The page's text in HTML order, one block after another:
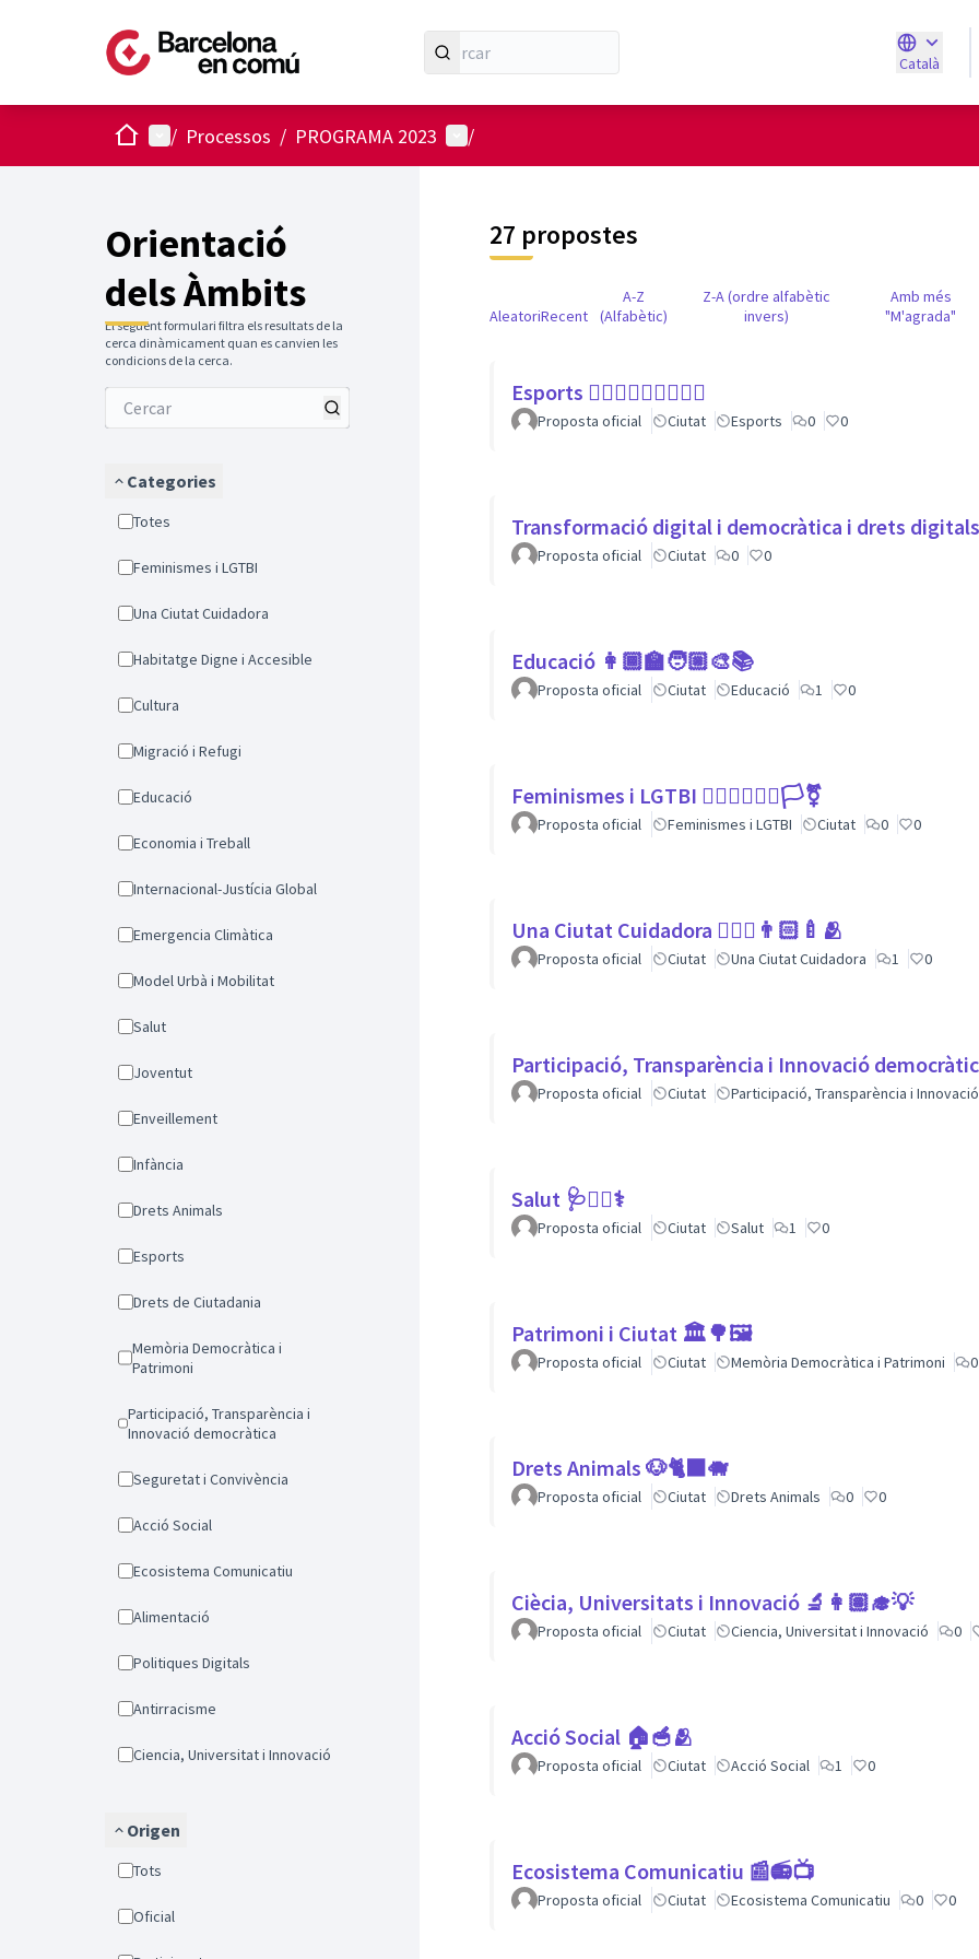
Català
Triar la
Inici Menú principal
/ Processos / PROGRAMA 2023 Menú d'usuari
/
Orientació
dels Àmbits
El següent formulari filtra els resultats de la
cerca dinàmicament quan es canvien les
condicions de la cerca.
Categories
Totes
Feminismes i LGTBI
Una Ciutat Cuidadora
Habitatge Digne i Accesible
Cultura
Migració i Refugi
Educació
Economia i Treball
Internacional-Justícia Global
Emergencia Climàtica
Model Urbà i Mobilitat
Salut
Joventut
Enveillement
Infància
Drets Animals
Esports
Drets de Ciutadania
Memòria Democràtica i
Patrimoni
Participació, Transparència i
Innovació democràtica
Seguretat i Convivència
Acció Social
Ecosistema Comunicatiu
Alimentació
Politiques Digitals
Antirracisme
Ciencia, Universitat i Innovació
Origen
Tots
Oficial
27 propostes
AleatoriRecent
A-Z
(Alfabètic)
Z-A (ordre alfabètic
invers)
Amb més
"M'agrada"
Esports 🏃🏾‍♀⛹🏼‍♀🏄🏼‍♂
Proposta oficial Ciutat Esports 0 0
Transformació digital i democràtica i drets
Proposta oficial Ciutat 0 0
Educació 👩🏾‍🏫🧑🏼‍🎨📚
Proposta oficial Ciutat Educació 1 0
Feminismes i LGTBI 💁🏽‍♀👩‍❤️‍👩🏳️‍⚧️
Proposta oficial Feminismes i LGTBI Ciutat 0 0
Una Ciutat Cuidadora 💆🏾‍♀️👨🏻‍🍼🫂
Proposta oficial Ciutat Una Ciutat Cuidadora 1 0
Participació, Transparència i Innovació
Proposta oficial Ciutat Participació, Transparència i
Salut 🩺👩‍⚕️⚕
Proposta oficial Ciutat Salut 1 0
Patrimoni i Ciutat 🏛🌳🖼
Proposta oficial Ciutat Memòria Democràtica i Patrimoni 0
Drets Animals 🐶🐈‍⬛️🐗
Proposta oficial Ciutat Drets Animals 0 0
Ciècia, Universitats i Innovació 🔬👩🏽‍🎓💡
Proposta oficial Ciutat Ciencia, Universitat i Innovació 0
Acció Social 🏠🥣🫂
Proposta oficial Ciutat Acció Social 1 0
Ecosistema Comunicatiu 📰📻📺
Proposta oficial Ciutat Ecosistema Comunicatiu 0 0